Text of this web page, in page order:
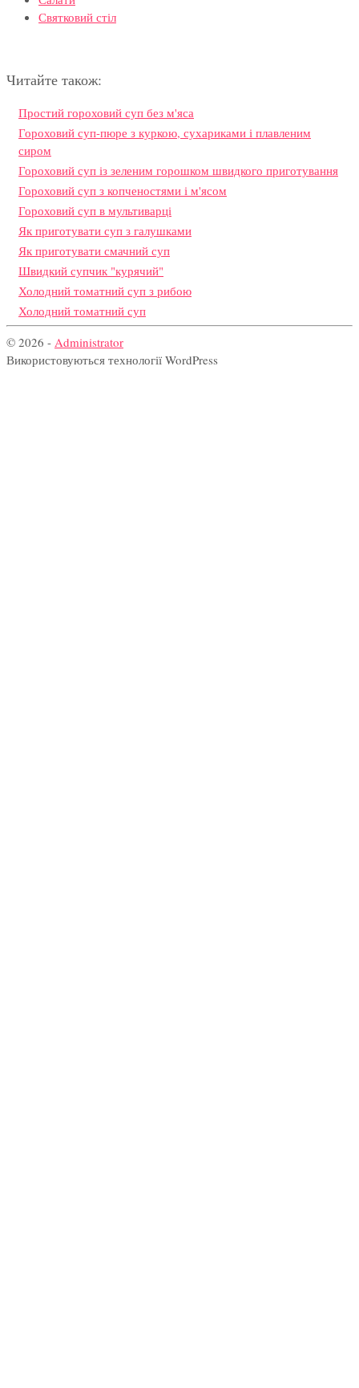
Святковий стіл
Читайте також:
Простий гороховий суп без м'яса
Гороховий суп-пюре з куркою, сухариками і плавленим
сиром
Гороховий суп із зеленим горошком швидкого приготування
Гороховий суп з копченостями і м'ясом
Гороховий суп в мультиварці
Як приготувати суп з галушками
Як приготувати смачний суп
Швидкий супчик "курячий"
Холодний томатний суп з рибою
Холодний томатний суп
© 2026 - Administrator
Використовуються технології WordPress